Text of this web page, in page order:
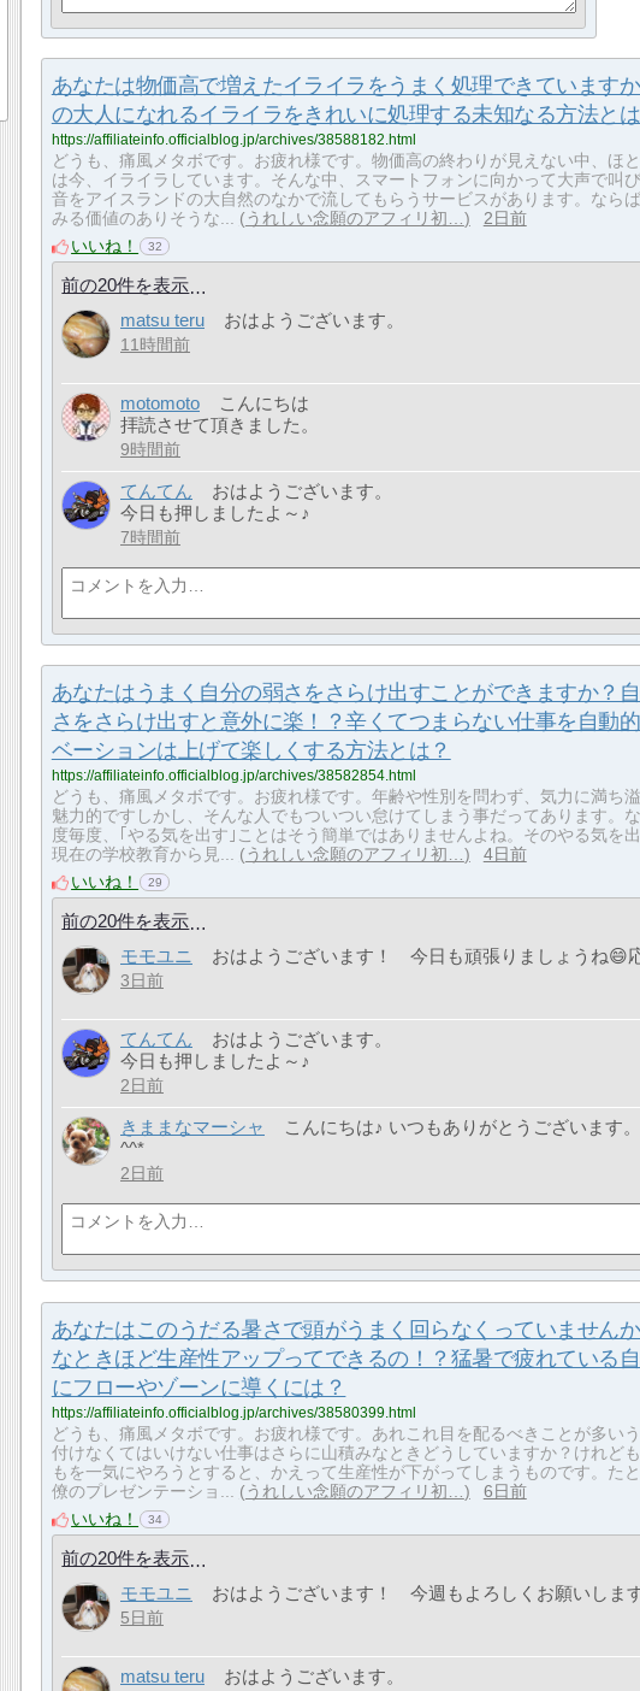
あなたは物価高で増えたイライラをうまく処理できています
の大人になれるイライラをきれいに処理する未知なる方法とは
https://affiliateinfo.officialblog.jp/archives/38588182.html
どうも、痛風メタボです。お疲れ様です。物価高の終わりが見えない中、ほ
は今、イライラしています。そんな中、スマートフォンに向かって大声で叫
音をアイスランドの大自然のなかで流してもらうサービスがあります。なら
みる価値のありそうな...
うれしい念願のアフィリ初…
2日前
いいね！
32
前の20件を表示
matsu teru
おはようございます。
11時間前
motomoto
こんにちは
拝読させて頂きました。
9時間前
てんてん
おはようございます。
今日も押しましたよ～♪
7時間前
あなたはうまく自分の弱さをさらけ出すことができますか？
さをさらけ出すと意外に楽！？辛くてつまらない仕事を自動
ベーションは上げて楽しくする方法とは？
https://affiliateinfo.officialblog.jp/archives/38582854.html
どうも、痛風メタボです。お疲れ様です。年齢や性別を問わず、気力に満ち
魅力的ですしかし、そんな人でもついつい怠けてしまう事だってあります。
度毎度、｢やる気を出す｣ことはそう簡単ではありませんよね。そのやる気を
現在の学校教育から見...
うれしい念願のアフィリ初…
4日前
いいね！
29
前の20件を表示
モモユニ
おはようございます！ 今日も頑張りましょうね😄
3日前
てんてん
おはようございます。
今日も押しましたよ～♪
2日前
きままなマーシャ
こんにちは♪ いつもありがとうございます
^^*
2日前
あなたはこのうだる暑さで頭がうまく回らなくっていません
なときほど生産性アップってできるの！？猛暑で疲れている
にフローやゾーンに導くには？
https://affiliateinfo.officialblog.jp/archives/38580399.html
どうも、痛風メタボです。お疲れ様です。あれこれ目を配るべきことが多い
付けなくてはいけない仕事はさらに山積みなときどうしていますか？けれど
もを一気にやろうとすると、かえって生産性が下がってしまうものです。た
僚のプレゼンテーショ...
うれしい念願のアフィリ初…
6日前
いいね！
34
前の20件を表示
モモユニ
おはようございます！ 今週もよろしくお願いしま
5日前
matsu teru おはようございます。